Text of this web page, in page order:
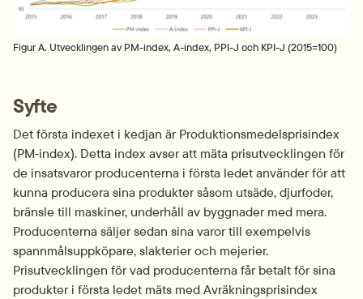
Figur A. Utvecklingen av PM-index, A-index, PPI-J och KPI-J (2015=100)
Syfte
Det första indexet i kedjan är Produktionsmedelsprisindex
(PM‑index). Detta index avser att mäta prisutvecklingen för
de insatsvaror producenterna i första ledet använder för att
kunna producera sina produkter såsom utsäde, djurfoder,
bränsle till maskiner, underhåll av byggnader med mera.
Producenterna säljer sedan sina varor till exempelvis
spannmålsuppköpare, slakterier och mejerier.
Prisutvecklingen för vad producenterna får betalt för sina
produkter i första ledet mäts med Avräkningsprisindex